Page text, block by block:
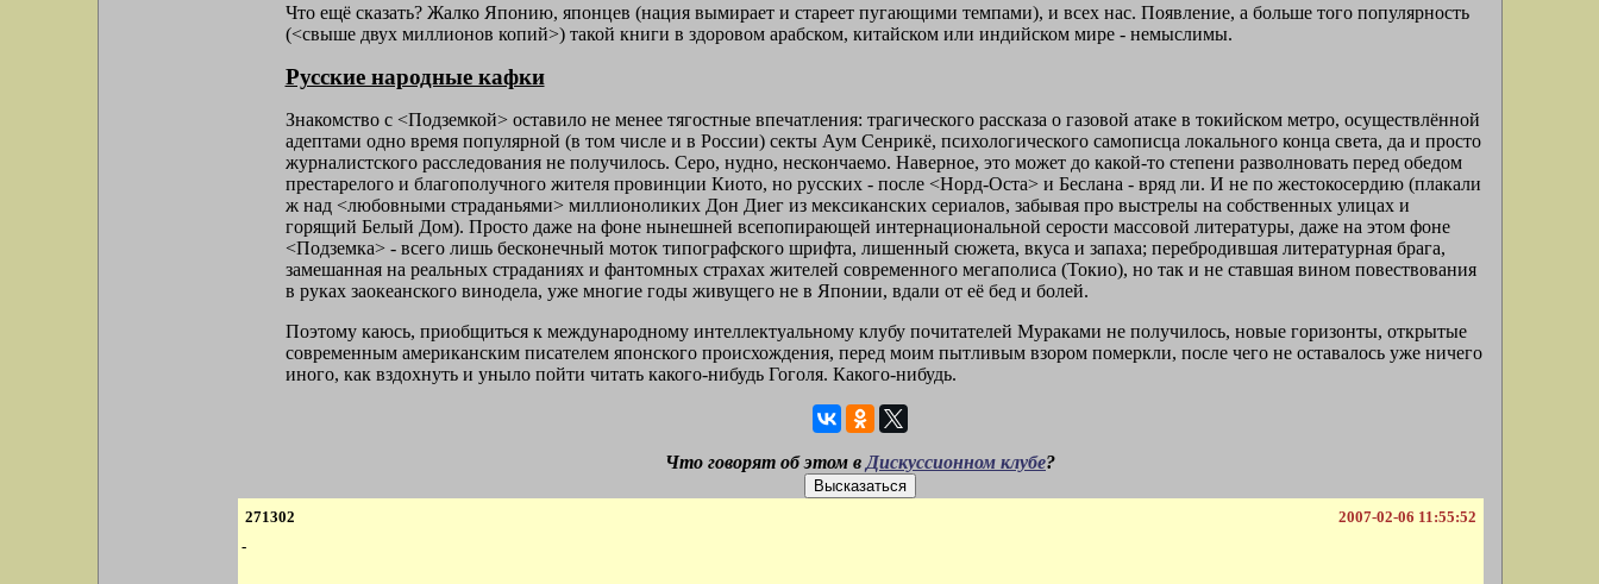
Что ещё сказать? Жалко Японию, японцев (нация вымирает и стареет пугающими темпами), и всех нас. Появление, а больше того популярность
(<свыше двух миллионов копий>) такой книги в здоровом арабском, китайском или индийском мире - немыслимы.
Русские народные кафки
Знакомство с <Подземкой> оставило не менее тягостные впечатления: трагического рассказа о газовой атаке в токийском метро, осуществлённой
адептами одно время популярной (в том числе и в России) секты Аум Сенрикё, психологического самописца локального конца света, да и просто
журналистского расследования не получилось. Серо, нудно, нескончаемо. Наверное, это может до какой-то степени разволновать перед обедом
престарелого и благополучного жителя провинции Киото, но русских - после <Норд-Оста> и Беслана - вряд ли. И не по жестокосердию (плакали
ж над <любовными страданьями> миллионоликих Дон Диег из мексиканских сериалов, забывая про выстрелы на собственных улицах и
горящий Белый Дом). Просто даже на фоне нынешней всепопирающей интернациональной серости массовой литературы, даже на этом фоне
<Подземка> - всего лишь бесконечный моток типографского шрифта, лишенный сюжета, вкуса и запаха; перебродившая литературная брага,
замешанная на реальных страданиях и фантомных страхах жителей современного мегаполиса (Токио), но так и не ставшая вином повествования
в руках заокеанского винодела, уже многие годы живущего не в Японии, вдали от её бед и болей.
Поэтому каюсь, приобщиться к международному интеллектуальному клубу почитателей Мураками не получилось, новые горизонты, открытые
современным американским писателем японского происхождения, перед моим пытливым взором померкли, после чего не оставалось уже ничего
иного, как вздохнуть и уныло пойти читать какого-нибудь Гоголя. Какого-нибудь.
Что говорят об этом в Дискуссионном клубе?
271302
2007-02-06 11:55:52
-